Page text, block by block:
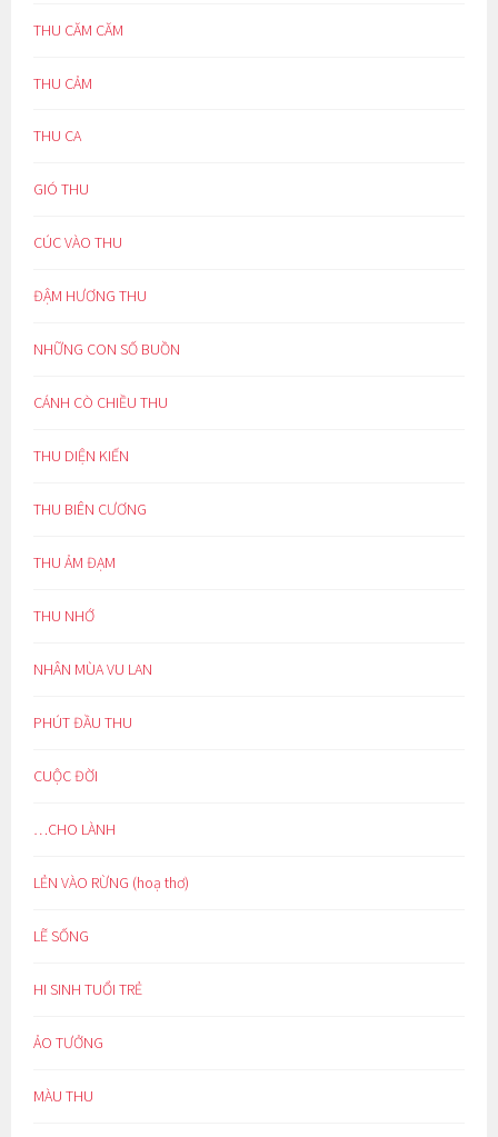
THU CĂM CĂM
THU CẢM
THU CA
GIÓ THU
CÚC VÀO THU
ĐẬM HƯƠNG THU
NHỮNG CON SỐ BUỒN
CÁNH CÒ CHIỀU THU
THU DIỆN KIẾN
THU BIÊN CƯƠNG
THU ẢM ĐẠM
THU NHỚ
NHÂN MÙA VU LAN
PHÚT ĐẦU THU
CUỘC ĐỜI
…CHO LÀNH
LẺN VÀO RỪNG (hoạ thơ)
LẼ SỐNG
HI SINH TUỔI TRẺ
ẢO TƯỞNG
MÀU THU